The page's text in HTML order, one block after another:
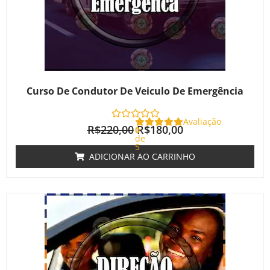
Curso De Condutor De Veiculo De Emergência
Avaliação
0
de
5
R$220,00 R$180,00
ADICIONAR AO CARRINHO